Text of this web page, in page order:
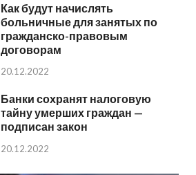
Как будут начислять
больничные для занятых по
гражданско-правовым
договорам
20.12.2022
Банки сохранят налоговую
тайну умерших граждан —
подписан закон
20.12.2022